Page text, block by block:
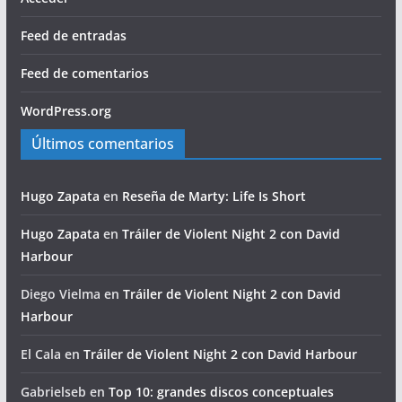
Feed de entradas
Feed de comentarios
WordPress.org
Últimos comentarios
Hugo Zapata en Reseña de Marty: Life Is Short
Hugo Zapata en Tráiler de Violent Night 2 con David
Harbour
Diego Vielma en Tráiler de Violent Night 2 con David
Harbour
El Cala en Tráiler de Violent Night 2 con David Harbour
Gabrielseb en Top 10: grandes discos conceptuales